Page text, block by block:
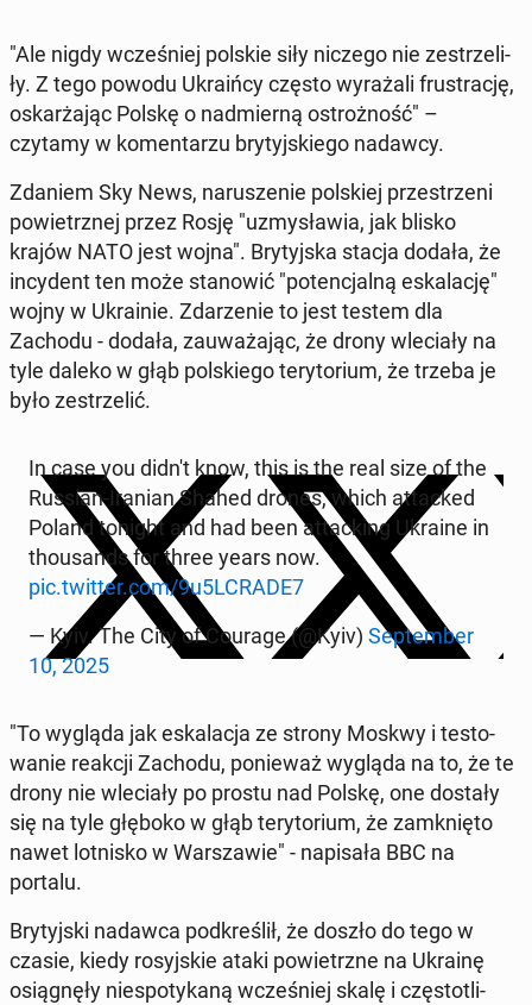
"Ale nigdy wcze­śniej polskie siły niczego nie ze­strze­li­
ły. Z tego powodu Ukra­iń­cy często wy­ra­ża­li fru­stra­cję,
oskar­ża­jąc Polskę o nad­mier­ną ostroż­ność" –
czytamy w ko­men­ta­rzu bry­tyj­skie­go nadawcy.
Zdaniem Sky News, na­ru­sze­nie pol­skiej prze­strze­ni
po­wietrz­nej przez Rosję "uzmy­sła­wia, jak blisko
krajów NATO jest wojna". Bry­tyj­ska stacja dodała, że
in­cy­dent ten może sta­no­wić "po­ten­cjal­ną eska­la­cję"
wojny w Ukra­inie. Zda­rze­nie to jest testem dla
Zachodu - dodała, za­uwa­ża­jąc, że drony wle­cia­ły na
tyle daleko w głąb pol­skie­go te­ry­to­rium, że trzeba je
było ze­strze­lić.
In case you didn't know, this is the real size of the
Russian-Iranian Shahed drones, which at­tac­ked
Poland tonight and had been at­tac­king Ukraine in
tho­usands for three years now.
pic.twitter.com/9u5LCRADE7
— Kyiv. The City of Courage (@Kyiv) Sep­tem­ber
10, 2025
"To wygląda jak eska­la­cja ze strony Moskwy i te­sto­
wa­nie reakcji Zachodu, po­nie­waż wygląda na to, że te
drony nie wle­cia­ły po prostu nad Polskę, one dostały
się na tyle głęboko w głąb te­ry­to­rium, że za­mknię­to
nawet lot­ni­sko w War­sza­wie" - na­pi­sa­ła BBC na
portalu.
Bry­tyj­ski nadawca pod­kre­ślił, że doszło do tego w
czasie, kiedy ro­syj­skie ataki po­wietrz­ne na Ukrainę
osią­gnę­ły nie­spo­ty­ka­ną wcze­śniej skalę i czę­sto­tli­